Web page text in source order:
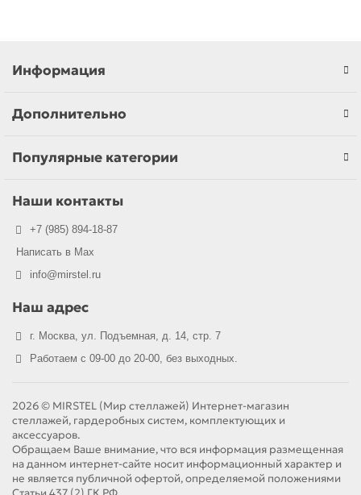
Информация
Дополнительно
Популярные категории
Наши контакты
+7 (985) 894-18-87
Написать в Max
info@mirstel.ru
Наш адрес
г. Москва, ул. Подъемная, д. 14, стр. 7
Работаем с 09-00 до 20-00, без выходных.
2026 © MIRSTEL (Мир стеллажей) Интернет-магазин
стеллажей, гардеробных систем, комплектующих и
аксессуаров.
Обращаем Ваше внимание, что вся информация размещенная
на данном интернет-сайте носит информационный характер и
не является публичной офертой, определяемой положениями